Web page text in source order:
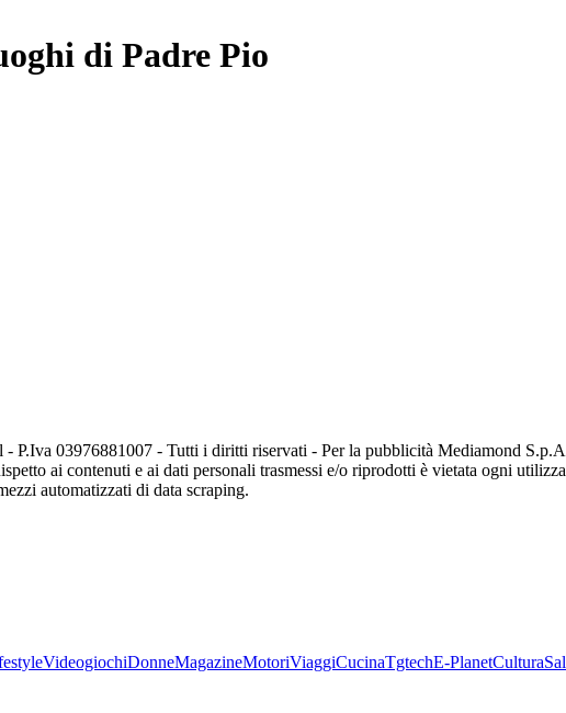
di Padre Pio
P.Iva 03976881007 - Tutti i diritti riservati - Per la pubblicità Mediamond
ai contenuti e ai dati personali trasmessi e/o riprodotti è vietata ogni
automatizzati di data scraping.
VideogiochiDonneMagazineMotoriViaggiCucinaTgtechE-PlanetCultura